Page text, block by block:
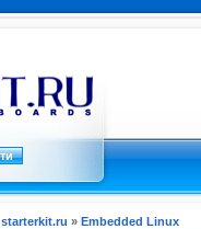
starterkit.ru » Embedded Linux